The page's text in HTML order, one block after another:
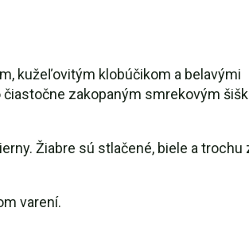
kužeľovitým klobúčikom a belavými
zakopaným smrekovým
Žiabre sú stlačené, biele a trochu
varení.